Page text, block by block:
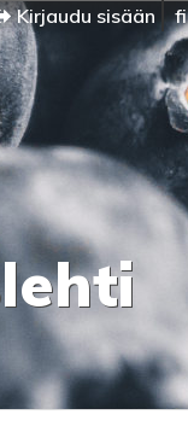
Kirjaudu sisään fi